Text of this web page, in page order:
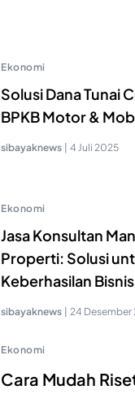
Ekonomi
Solusi Dana Tunai
BPKB Motor &
sibayaknews 4 Juli 2025
Ekonomi
Jasa Konsultan
Properti: Solusi
Keberhasilan Bisnis
sibayaknews 24 Desember
Ekonomi
Cara Mudah